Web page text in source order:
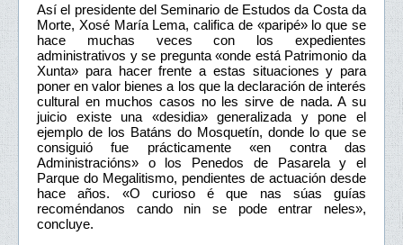
Así el presidente del Seminario de Estudos da Costa da
Morte, Xosé María Lema, califica de «paripé» lo que se
hace muchas veces con los expedientes
administrativos y se pregunta «onde está Patrimonio da
Xunta» para hacer frente a estas situaciones y para
poner en valor bienes a los que la declaración de interés
cultural en muchos casos no les sirve de nada. A su
juicio existe una «desidia» generalizada y pone el
ejemplo de los Batáns do Mosquetín, donde lo que se
consiguió fue prácticamente «en contra das
Administracións» o los Penedos de Pasarela y el
Parque do Megalitismo, pendientes de actuación desde
hace años. «O curioso é que nas súas guías
recoméndanos cando nin se pode entrar neles»,
concluye.